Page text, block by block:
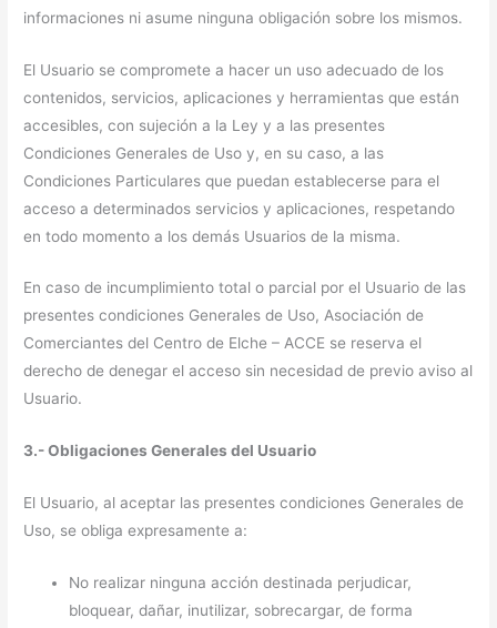
informaciones ni asume ninguna obligación sobre los mismos.
El Usuario se compromete a hacer un uso adecuado de los
contenidos, servicios, aplicaciones y herramientas que están
accesibles, con sujeción a la Ley y a las presentes
Condiciones Generales de Uso y, en su caso, a las
Condiciones Particulares que puedan establecerse para el
acceso a determinados servicios y aplicaciones, respetando
en todo momento a los demás Usuarios de la misma.
En caso de incumplimiento total o parcial por el Usuario de las
presentes condiciones Generales de Uso, Asociación de
Comerciantes del Centro de Elche – ACCE se reserva el
derecho de denegar el acceso sin necesidad de previo aviso al
Usuario.
3.- Obligaciones Generales del Usuario
El Usuario, al aceptar las presentes condiciones Generales de
Uso, se obliga expresamente a:
No realizar ninguna acción destinada perjudicar,
bloquear, dañar, inutilizar, sobrecargar, de forma